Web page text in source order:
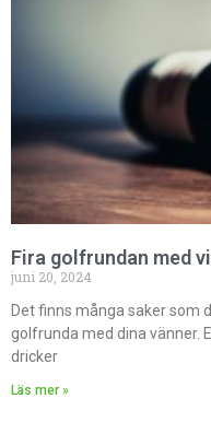
Fira golfrundan med
juni 20, 2024
Det finns många saker som
golfrunda med dina vänner.
dricker
Läs mer »